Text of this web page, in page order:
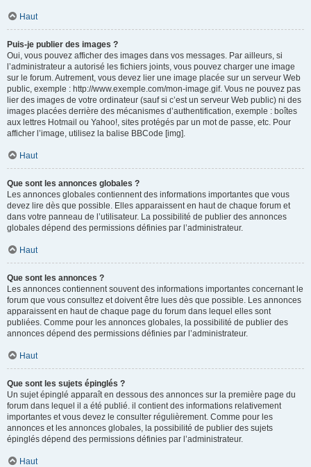
Haut
Puis-je publier des images ?
Oui, vous pouvez afficher des images dans vos messages. Par ailleurs, si
l’administrateur a autorisé les fichiers joints, vous pouvez charger une image
sur le forum. Autrement, vous devez lier une image placée sur un serveur Web
public, exemple : http://www.exemple.com/mon-image.gif. Vous ne pouvez pas
lier des images de votre ordinateur (sauf si c’est un serveur Web public) ni des
images placées derrière des mécanismes d’authentification, exemple : boîtes
aux lettres Hotmail ou Yahoo!, sites protégés par un mot de passe, etc. Pour
afficher l’image, utilisez la balise BBCode [img].
Haut
Que sont les annonces globales ?
Les annonces globales contiennent des informations importantes que vous
devez lire dès que possible. Elles apparaissent en haut de chaque forum et
dans votre panneau de l’utilisateur. La possibilité de publier des annonces
globales dépend des permissions définies par l’administrateur.
Haut
Que sont les annonces ?
Les annonces contiennent souvent des informations importantes concernant le
forum que vous consultez et doivent être lues dès que possible. Les annonces
apparaissent en haut de chaque page du forum dans lequel elles sont
publiées. Comme pour les annonces globales, la possibilité de publier des
annonces dépend des permissions définies par l’administrateur.
Haut
Que sont les sujets épinglés ?
Un sujet épinglé apparaît en dessous des annonces sur la première page du
forum dans lequel il a été publié. il contient des informations relativement
importantes et vous devez le consulter régulièrement. Comme pour les
annonces et les annonces globales, la possibilité de publier des sujets
épinglés dépend des permissions définies par l’administrateur.
Haut